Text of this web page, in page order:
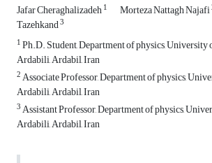
Jafar Cheraghalizadeh1 Morteza Nattagh Najafi
Tazehkand3
1Ph.D. Student, Department of physics,
Ardabili, Ardabil, Iran
2Associate Professor, Department of physics,
Ardabili, Ardabil, Iran
3Assistant Professor, Department of physics,
Ardabili, Ardabil, Iran